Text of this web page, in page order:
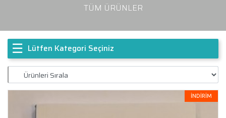
TÜM ÜRÜNLER
☰ Lütfen Kategori Seçiniz
İNDİRİM